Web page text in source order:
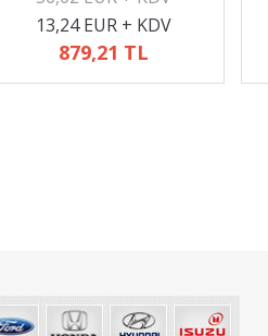
13,24 EUR + KDV
879,21 TL